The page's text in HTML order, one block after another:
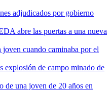
adjudicados por gobierno
abre las puertas a una nueva
cuando caminaba por el
explosión de campo minado de
de una joven de 20 años en